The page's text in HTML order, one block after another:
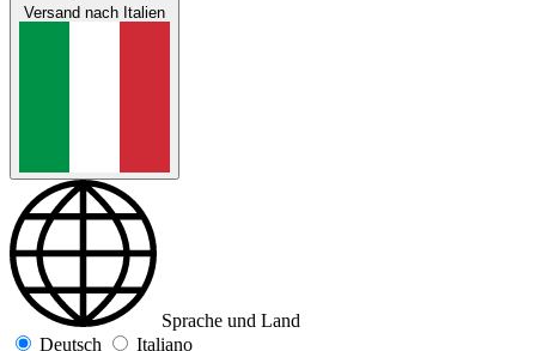
Versand nach Italien
Sprache und Land
Deutsch
Italiano